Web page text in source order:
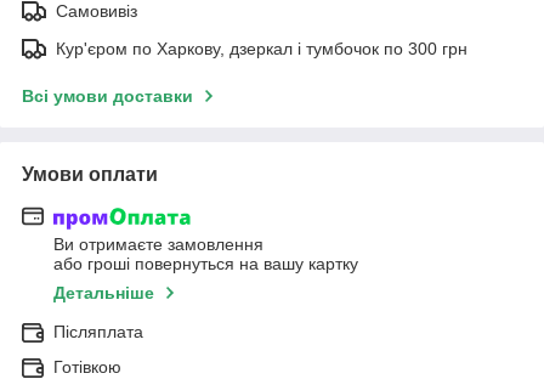
Самовивіз
Кур'єром по Харкову, дзеркал і тумбочок по 300 грн
Всі умови доставки
Умови оплати
Ви отримаєте замовлення
або гроші повернуться на вашу картку
Детальніше
Післяплата
Готівкою